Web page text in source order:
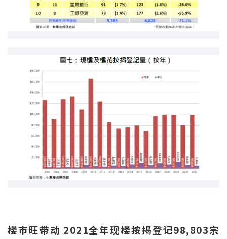
条款及细则 私隐政策声明
楼巿旺带动 2021全年现楼按揭登记98,803宗